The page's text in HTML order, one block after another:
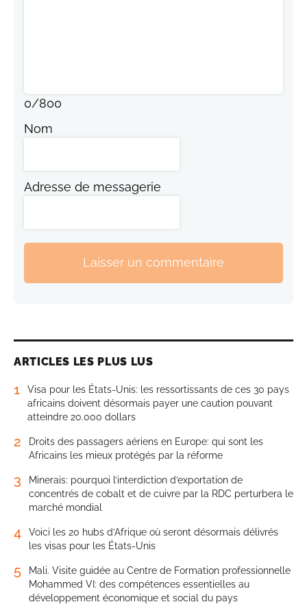
0/800
Nom
Adresse de messagerie
Laisser un commentaire
ARTICLES LES PLUS LUS
1
Visa pour les États-Unis: les ressortissants de ces 30 pays
africains doivent désormais payer une caution pouvant
atteindre 20.000 dollars
2
Droits des passagers aériens en Europe: qui sont les
Africains les mieux protégés par la réforme
3
Minerais: pourquoi l’interdiction d’exportation de
concentrés de cobalt et de cuivre par la RDC perturbera le
marché mondial
4
Voici les 20 hubs d’Afrique où seront désormais délivrés
les visas pour les États-Unis
5
Mali. Visite guidée au Centre de Formation professionnelle
Mohammed VI: des compétences essentielles au
développement économique et social du pays